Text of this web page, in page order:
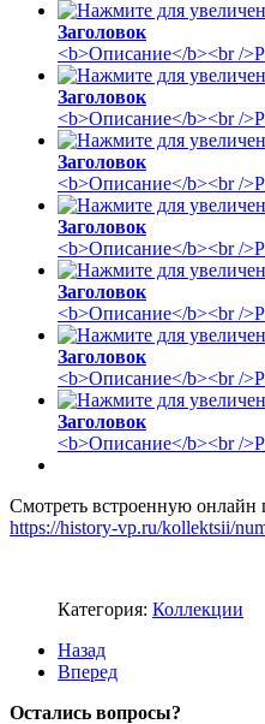
Заголовок
<b>Описание</b><br /
Заголовок
<b>Описание</b><br /
Заголовок
<b>Описание</b><br /
Заголовок
<b>Описание</b><br /
Заголовок
<b>Описание</b><br /
Заголовок
<b>Описание</b><br /
Заголовок
<b>Описание</b><br /
Смотреть встроенную онлайн
https://history-vp.ru/kollektsii/
Категория: Коллекции
Назад
Вперед
Остались вопросы?